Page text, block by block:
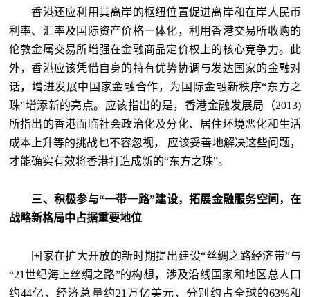
香港还应利用其离岸的枢纽位置促进离岸和在岸人民币
利率、汇率及国际资产价格一体化，利用香港交易所收购的
伦敦金属交易所增强在金融商品定价权上的核心竞争力。此
外，香港应该凭借自身的特有优势协调与发达国家的金融对
话，增进发展中国家金融合作，为国际金融新秩序“东方之
珠”增添新的亮点。应该指出的是，香港金融发展局（2013)
所指出的香港面临社会政治化及分化、居住环境恶化和生活
成本上升等的挑战也不容忽视， 应该妥善地解决这些问题，
才能确实有效将香港打造成新的“东方之珠”。
三、积极参与“一带一路”建设，拓展金融服务空间，在
战略新格局中占据重要地位
国家在扩大开放的新时期提出建设“丝绸之路经济带”与
“21世纪海上丝绸之路”的构想，涉及沿线国家和地区总人口
约44亿，经济总量约21万亿美元，分别约占全球的63%和